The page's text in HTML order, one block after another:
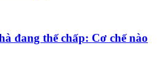
đang thế chấp: Cơ chế nào